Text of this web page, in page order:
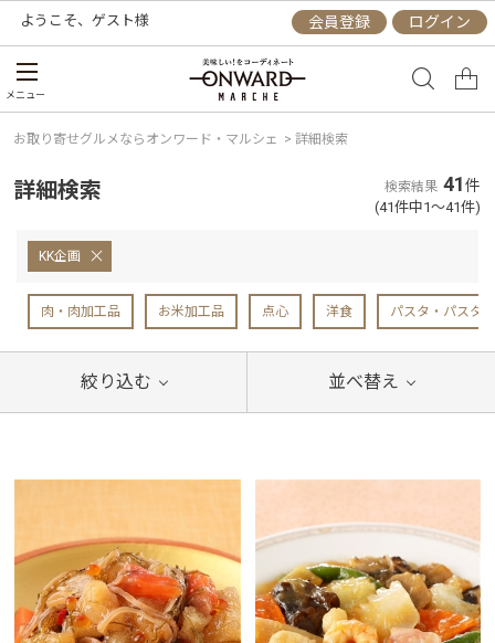
ようこそ、 ゲスト様 会員登録 ログイン
メニュー
お取り寄せグルメならオンワード・マルシェ > 詳細検索
詳細検索 検索結果 41件
(41件中1～41件)
KK企画
肉・肉加工品 お米加工品 点心 洋食 パスタ・パスタ
絞り込む 並べ替え